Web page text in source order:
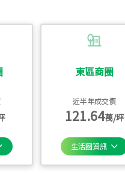
東區商圈
近半年成交價
121.64萬/坪
生活圈資訊